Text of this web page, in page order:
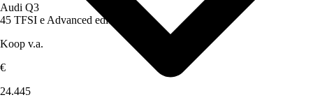
Audi Q3
45 TFSI e Advanced edition Aut.
Koop v.a.
€
24.445